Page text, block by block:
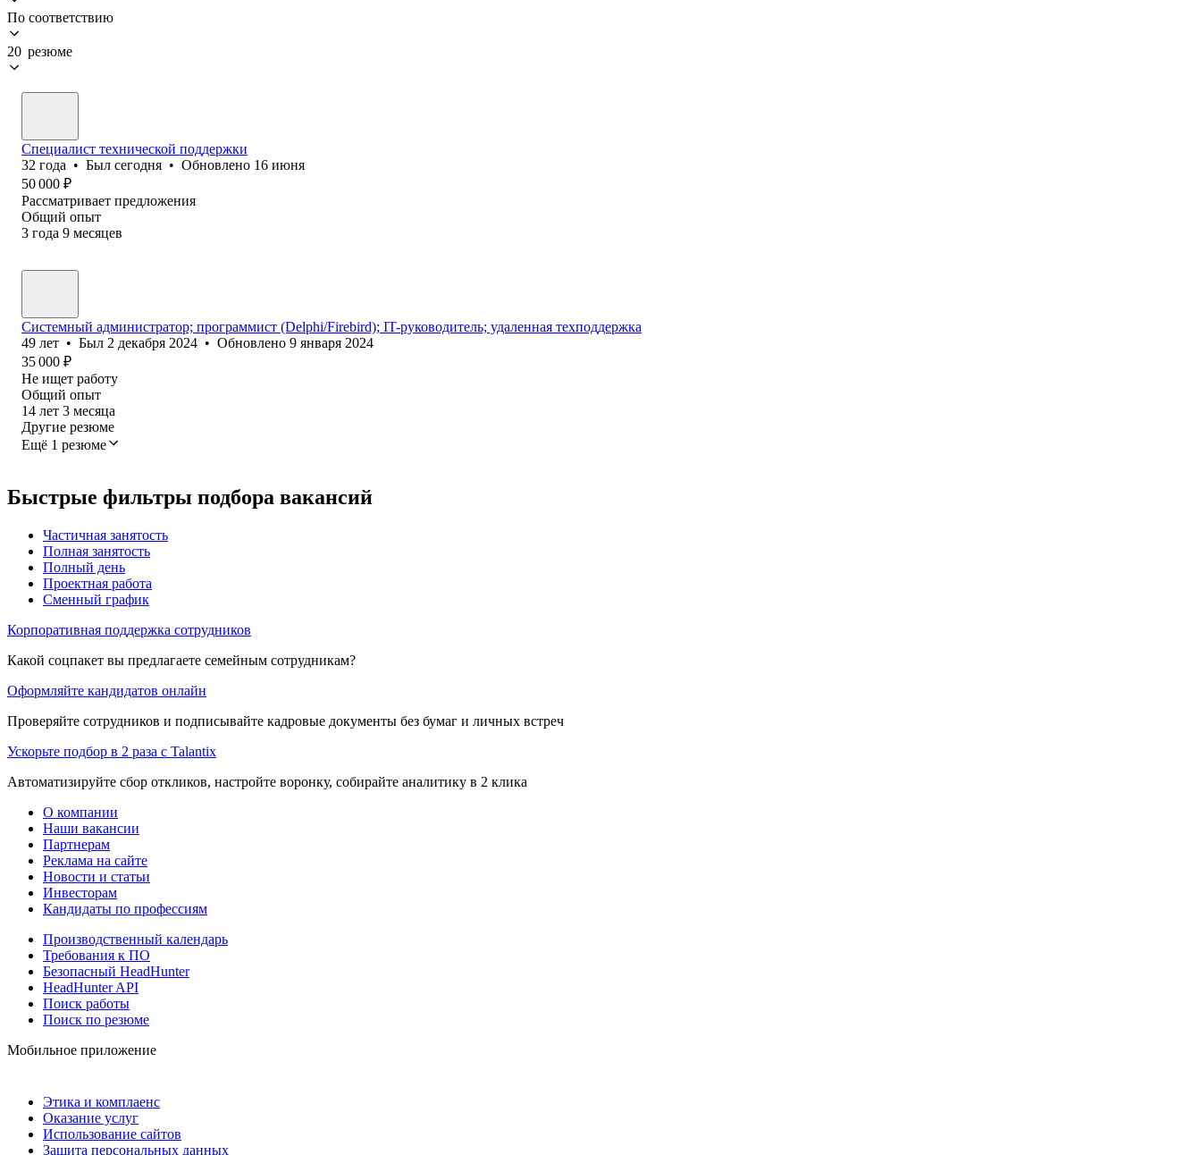
По соответствию
20 резюме
Специалист технической поддержки
32 года • Был сегодня • Обновлено 16 июня
50 000 ₽
Рассматривает предложения
Общий опыт
3 года 9 месяцев
Системный администратор; программист (Delphi/Firebird); IT-руководитель; удаленная техподдержка
49 лет • Был 2 декабря 2024 • Обновлено 9 января 2024
35 000 ₽
Не ищет работу
Общий опыт
14 лет 3 месяца
Другие резюме
Ещё 1 резюме
Быстрые фильтры подбора вакансий
Частичная занятость
Полная занятость
Полный день
Проектная работа
Сменный график
Корпоративная поддержка сотрудников
Какой соцпакет вы предлагаете семейным сотрудникам?
Оформляйте кандидатов онлайн
Проверяйте сотрудников и подписывайте кадровые документы без бумаг и личных встреч
Ускорьте подбор в 2 раза с Talantix
Автоматизируйте сбор откликов, настройте воронку, собирайте аналитику в 2 клика
О компании
Наши вакансии
Партнерам
Реклама на сайте
Новости и статьи
Инвесторам
Кандидаты по профессиям
Производственный календарь
Требования к ПО
Безопасный HeadHunter
HeadHunter API
Поиск работы
Поиск по резюме
Мобильное приложение
Этика и комплаенс
Оказание услуг
Использование сайтов
Защита персональных данных